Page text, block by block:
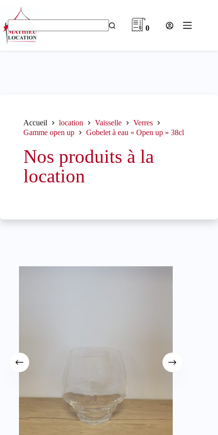
contenu
Aucun
résultat
0
Accueil location Vaisselle
Verres
Gamme open up
Gobelet à eau « Open up » 38cl
Nos produits à la
location